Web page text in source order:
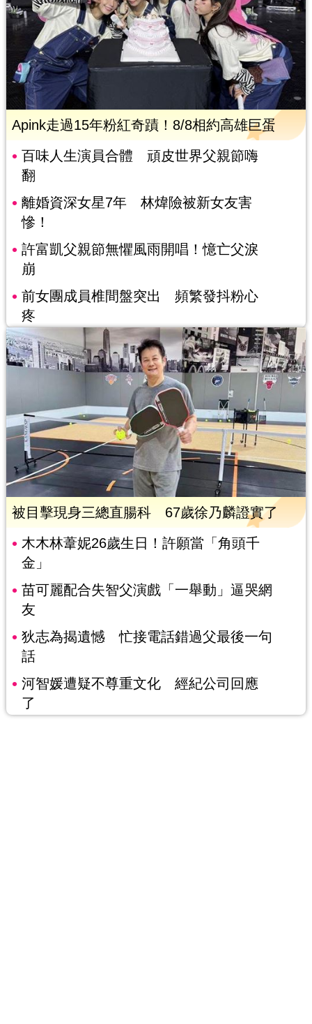
Apink走過15年粉紅奇蹟！8/8相約高雄巨蛋
百味人生演員合體 頑皮世界父親節嗨
翻
離婚資深女星7年 林煒險被新女友害
慘！
許富凱父親節無懼風雨開唱！憶亡父淚
崩
前女團成員椎間盤突出 頻繁發抖粉心
疼
被目擊現身三總直腸科 67歲徐乃麟證實了
木木林葦妮26歲生日！許願當「角頭千
金」
苗可麗配合失智父演戲「一舉動」逼哭網
友
狄志為揭遺憾 忙接電話錯過父最後一句
話
河智媛遭疑不尊重文化 經紀公司回應
了